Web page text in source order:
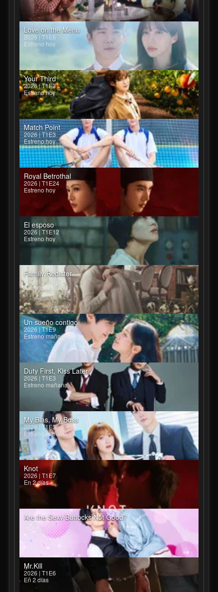
Love on the Menu
2026 | T1E6
Estreno hoy
Your Third
2026 | T1E3
Estreno hoy
Match Point
2026 | T1E3
Estreno hoy
Royal Betrothal
2026 | T1E24
Estreno hoy
El esposo
2026 | T1E12
Estreno hoy
Family Register
2026 | T1E26
Estreno mañana
Un sueño contigo
2026 | T1E9
Estreno mañana
Duty First, Kiss Later
2026 | T1E3
Estreno mañana
My Bias, My Boss
2026 | T1E3
Estreno mañana
Knot
2026 | T1E7
En 2 días
Are the Sexy Buttocks Not Good?
2026 | T1E6
En 2 días
Mr.Kill
2026 | T1E6
En 2 días